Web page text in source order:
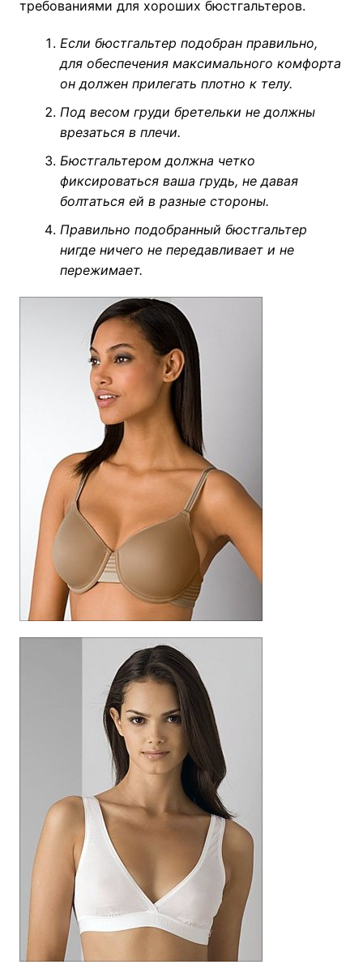
требованиями для хороших бюстгальтеров.
Если бюстгальтер подобран правильно,
для обеспечения максимального комфорта
он должен прилегать плотно к телу.
Под весом груди бретельки не должны
врезаться в плечи.
Бюстгальтером должна четко
фиксироваться ваша грудь, не давая
болтаться ей в разные стороны.
Правильно подобранный бюстгальтер
нигде ничего не передавливает и не
пережимает.